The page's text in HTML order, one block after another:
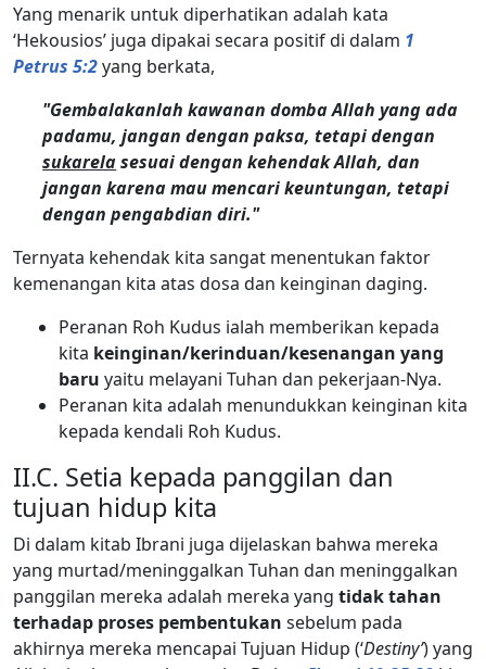
Yang menarik untuk diperhatikan adalah kata
‘Hekousios’ juga dipakai secara positif di dalam 1
Petrus 5:2yang berkata,
"Gembalakanlah kawanan domba Allah yang ada
padamu, jangan dengan paksa, tetapi dengan
sukarelasesuai dengan kehendak Allah, dan
jangan karena mau mencari keuntungan, tetapi
dengan pengabdian diri."
Ternyata kehendak kita sangat menentukan faktor
kemenangan kita atas dosa dan keinginan daging.
Peranan Roh Kudus ialah memberikan kepada
kita keinginan/kerinduan/kesenangan yang
baru yaitu melayani Tuhan dan pekerjaan-Nya.
Peranan kita adalah menundukkan keinginan kita
kepada kendali Roh Kudus.
II.C. Setia kepada panggilan dan
tujuan hidup kita
Di dalam kitab Ibrani juga dijelaskan bahwa mereka
yang murtad/meninggalkan Tuhan dan meninggalkan
panggilan mereka adalah mereka yang tidak tahan
terhadap proses pembentukan sebelum pada
akhirnya mereka mencapai Tujuan Hidup (‘Destiny’) yang